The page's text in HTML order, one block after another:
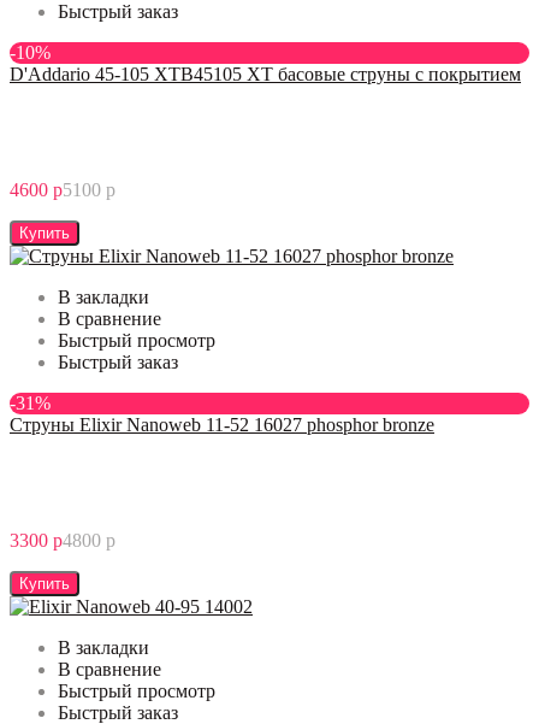
Быстрый заказ
-10%
D'Addario 45-105 XTB45105 XT басовые струны с покрытием
4600 р5100 р
Купить
В закладки
В сравнение
Быстрый просмотр
Быстрый заказ
-31%
Струны Elixir Nanoweb 11-52 16027 phosphor bronze
3300 р4800 р
Купить
В закладки
В сравнение
Быстрый просмотр
Быстрый заказ